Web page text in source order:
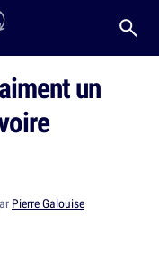
un
Pierre Galouise